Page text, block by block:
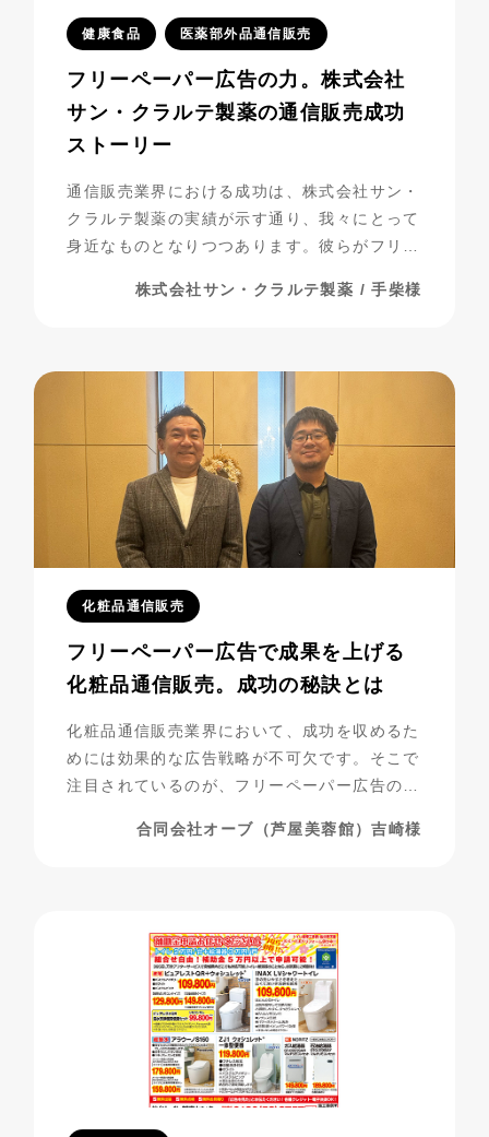
健康食品 医薬部外品通信販売
フリーペーパー広告の力。株式会社
サン・クラルテ製薬の通信販売成功
ストーリー
通信販売業界における成功は、株式会社サン・
クラルテ製薬の実績が示す通り、我々にとって
身近なものとなりつつあります。彼らがフリー
過程には、多くの挑戦と努力が詰まっていま
株式会社サン・クラルテ製薬 / 手柴様
化粧品通信販売
フリーペーパー広告で成果を上げる
化粧品通信販売。成功の秘訣とは
化粧品通信販売業界において、成功を収めるた
めには効果的な広告戦略が不可欠です。そこで
注目されているのが、フリーペーパー広告の活
シニア層をターゲットにした化粧品通販を展開
合同会社オーブ（芦屋美蓉館）吉崎様